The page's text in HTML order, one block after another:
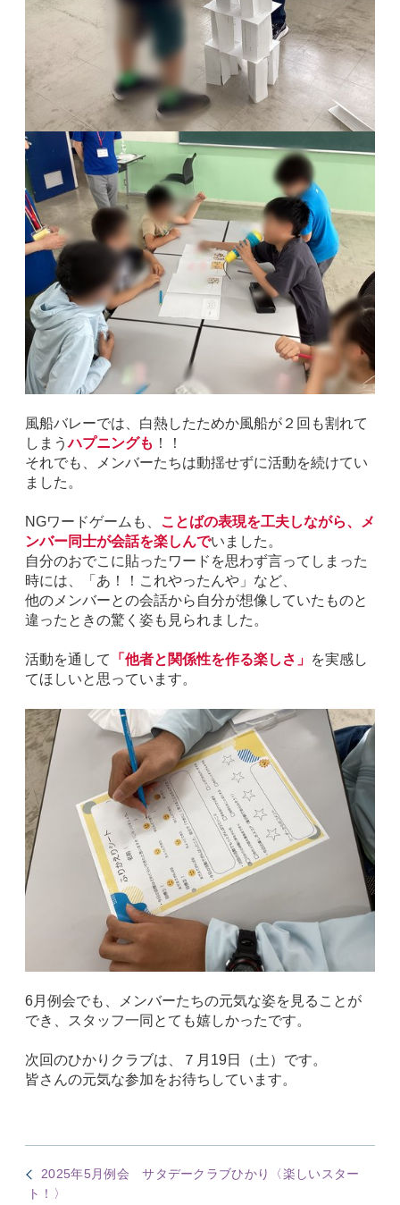
風船バレーでは、白熱したためか風船が２回も割れて
しまうハプニングも ！！
それでも、メンバーたちは動揺せずに活動を続けてい
ました。
NGワードゲームも、
ことばの表現を工夫しながら、メ
ンバー同士が会話を楽しんでいました。
自分のおでこに貼ったワードを思わず言ってしまった
時には、「あ！！これやったんや」など、
他のメンバーとの会話から自分が想像していたものと
違ったときの驚く姿も見られました。
活動を通して 「他者と関係性を作る楽しさ」 を実感し
てほしいと思っています。
6月例会でも、メンバーたちの元気な姿を見ることが
でき、スタッフ一同とても嬉しかったです。
次回のひかりクラブは、７月 19日（土）です。
皆さんの元気な参加をお待ちしています。
2025年5月例会 サタデークラブひかり〈楽しいスター
ト！〉